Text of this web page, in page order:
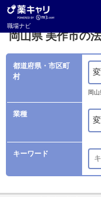
職場ナビ
薬キャリ 職場ナビ
岡山県 美作市の
都道府県・市区町
村
岡
業種
キーワード